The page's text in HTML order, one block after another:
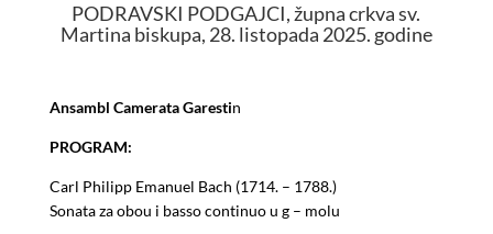
PODRAVSKI PODGAJCI, župna crkva sv.
Martina biskupa, 28. listopada 2025. godine
Ansambl Camerata Garestin
PROGRAM:
Carl Philipp Emanuel Bach (1714. – 1788.)
Sonata za obou i basso continuo u g – molu